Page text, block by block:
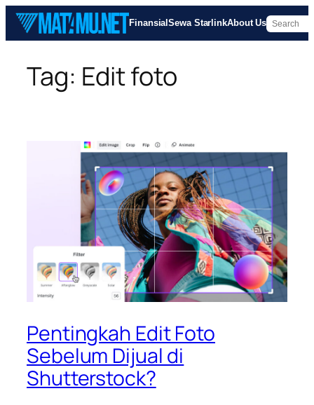
Skip
content
FinansialSewa StarlinkAbout Us
Tag: Edit foto
Pentingkah Edit Foto
Sebelum Dijual di
Shutterstock?